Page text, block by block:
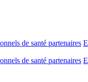
de santé partenaires
de santé partenaires